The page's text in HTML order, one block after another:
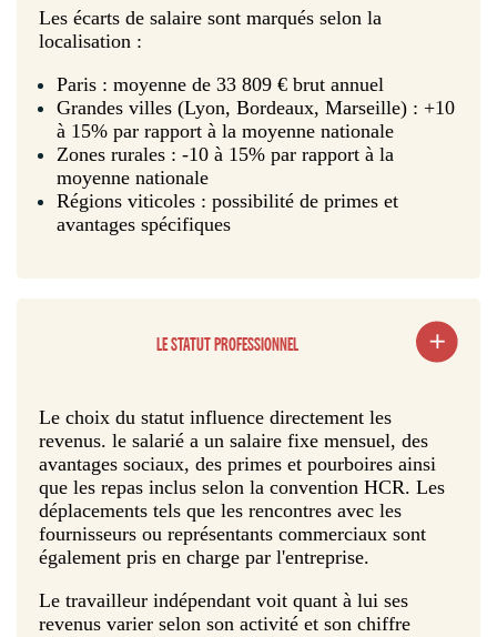
Les écarts de salaire sont marqués selon la
localisation :
Paris : moyenne de 33 809 € brut annuel
Grandes villes (Lyon, Bordeaux, Marseille) : +10
à 15% par rapport à la moyenne nationale
Zones rurales : -10 à 15% par rapport à la
moyenne nationale
Régions viticoles : possibilité de primes et
avantages spécifiques
LE STATUT PROFESSIONNEL
Le choix du statut influence directement les
revenus. le salarié a un salaire fixe mensuel, des
avantages sociaux, des primes et pourboires ainsi
que les repas inclus selon la convention HCR. Les
déplacements tels que les rencontres avec les
fournisseurs ou représentants commerciaux sont
également pris en charge par l'entreprise.
Le travailleur indépendant voit quant à lui ses
revenus varier selon son activité et son chiffre